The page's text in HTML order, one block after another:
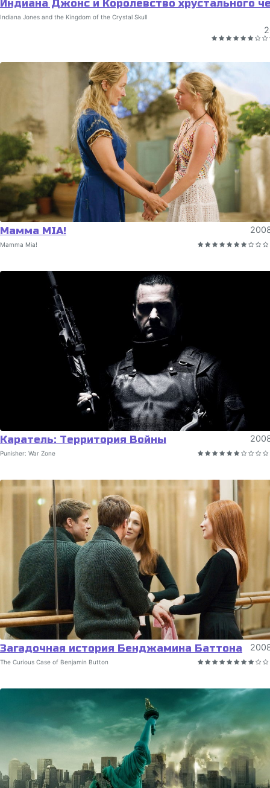
Индиана Джонс и Королевство хрустального
Indiana Jones and the Kingdom of the Crystal Skull
Мамма MIA!
Mamma Mia!
Каратель: Территория Войны
Punisher: War Zone
Загадочная история Бенджамина Баттона
The Curious Case of Benjamin Button